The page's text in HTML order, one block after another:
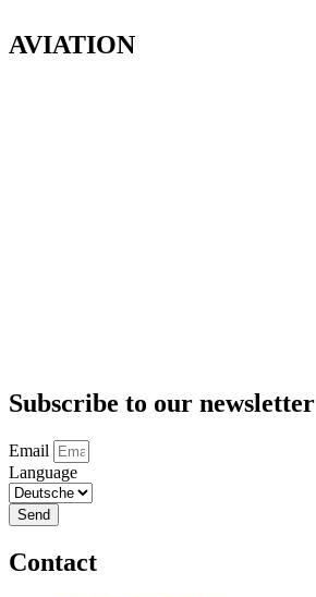
AVIATION
Subscribe to our newsletter
Email
Language
Send
Contact